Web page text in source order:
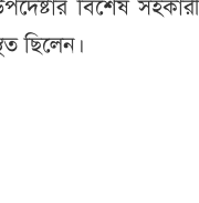
বিশেষ
ছিলেন।